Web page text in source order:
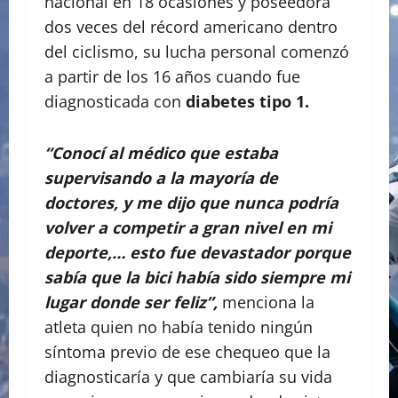
dos veces del récord americano dentro
del ciclismo, su lucha personal comenzó
a partir de los 16 años cuando fue
diagnosticada con diabetes tipo 1.
“Conocí al médico que estaba
supervisando a la mayoría de
doctores, y me dijo que nunca podría
volver a competir a gran nivel en mi
deporte,… esto fue devastador porque
sabía que la bici había sido siempre mi
lugar donde ser feliz”, menciona la
atleta quien no había tenido ningún
síntoma previo de ese chequeo que la
diagnosticaría y que cambiaría su vida